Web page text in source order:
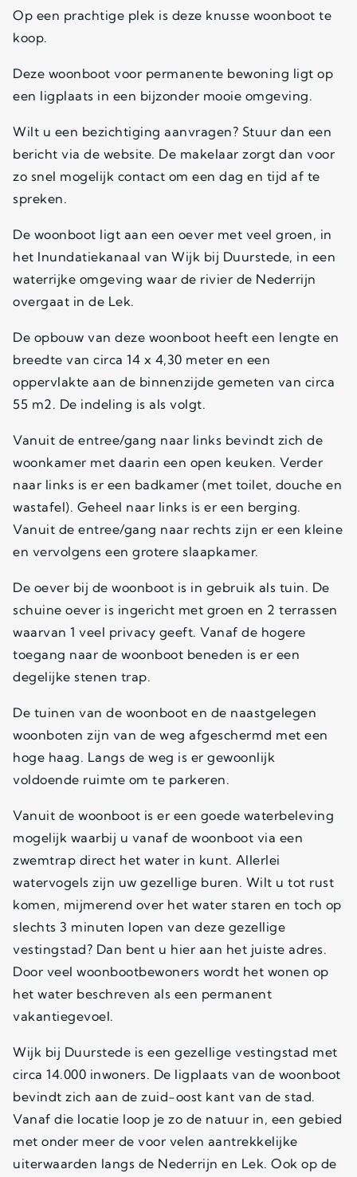
Op een prachtige plek is deze knusse woonboot te
koop.
Deze woonboot voor permanente bewoning ligt op
een ligplaats in een bijzonder mooie omgeving.
Wilt u een bezichtiging aanvragen? Stuur dan een
bericht via de website. De makelaar zorgt dan voor
zo snel mogelijk contact om een dag en tijd af te
spreken.
De woonboot ligt aan een oever met veel groen, in
het Inundatiekanaal van Wijk bij Duurstede, in een
waterrijke omgeving waar de rivier de Nederrijn
overgaat in de Lek.
De opbouw van deze woonboot heeft een lengte en
breedte van circa 14 x 4,30 meter en een
oppervlakte aan de binnenzijde gemeten van circa
55 m2. De indeling is als volgt.
Vanuit de entree/gang naar links bevindt zich de
woonkamer met daarin een open keuken. Verder
naar links is er een badkamer (met toilet, douche en
wastafel). Geheel naar links is er een berging.
Vanuit de entree/gang naar rechts zijn er een kleine
en vervolgens een grotere slaapkamer.
De oever bij de woonboot is in gebruik als tuin. De
schuine oever is ingericht met groen en 2 terrassen
waarvan 1 veel privacy geeft. Vanaf de hogere
toegang naar de woonboot beneden is er een
degelijke stenen trap.
De tuinen van de woonboot en de naastgelegen
woonboten zijn van de weg afgeschermd met een
hoge haag. Langs de weg is er gewoonlijk
voldoende ruimte om te parkeren.
Vanuit de woonboot is er een goede waterbeleving
mogelijk waarbij u vanaf de woonboot via een
zwemtrap direct het water in kunt. Allerlei
watervogels zijn uw gezellige buren. Wilt u tot rust
komen, mijmerend over het water staren en toch op
slechts 3 minuten lopen van deze gezellige
vestingstad? Dan bent u hier aan het juiste adres.
Door veel woonbootbewoners wordt het wonen op
het water beschreven als een permanent
vakantiegevoel.
Wijk bij Duurstede is een gezellige vestingstad met
circa 14.000 inwoners. De ligplaats van de woonboot
bevindt zich aan de zuid-oost kant van de stad.
Vanaf die locatie loop je zo de natuur in, een gebied
met onder meer de voor velen aantrekkelijke
uiterwaarden langs de Nederrijn en Lek. Ook op de